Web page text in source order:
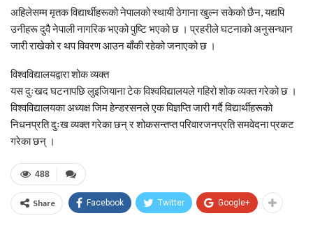
अहिलेसम्म मृतक विद्यार्थीहरूको नेपालको स्थायी ठेगाना खुल्न सकेको छैन, यद्यपि
उनीहरू दुवै नेपाली नागरिक भएको पुष्टि भएको छ । प्रहरीले घटनाको अनुसन्धान
जारी राखेको र थप विवरण आउन बाँकी रहेको जनाएको छ ।
विश्वविद्यालयद्वारा शोक व्यक्त
यस दुःखद घटनापछि लुइजियाना टेक विश्वविद्यालयले गहिरो शोक व्यक्त गरेको छ ।
विश्वविद्यालयका अध्यक्ष जिम हेन्डरसनले एक विज्ञप्ति जारी गर्दै विद्यार्थीहरूको
निधनप्रति दुःख व्यक्त गरेका छन् र शोकसन्तप्त परिवारजनप्रति समवेदना प्रकट
गरेका छन् ।
488
Share Facebook Twitter Google+